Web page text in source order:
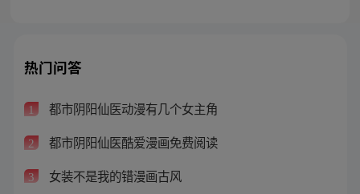
热门问答
1 都市阴阳仙医动漫有几个女主角
2 都市阴阳仙医酷爱漫画免费阅读
3 女装不是我的错漫画古风